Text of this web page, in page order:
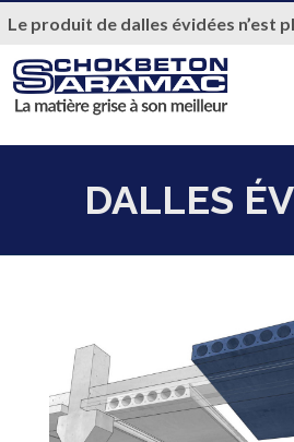
Le produit de dalles évidées n’est
DALLES